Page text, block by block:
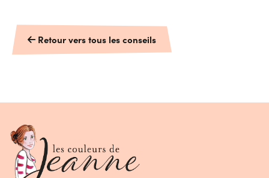
Retour vers tous les conseils